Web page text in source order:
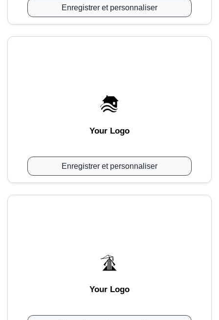
Enregistrer et personnaliser
Your Logo
Enregistrer et personnaliser
Your Logo